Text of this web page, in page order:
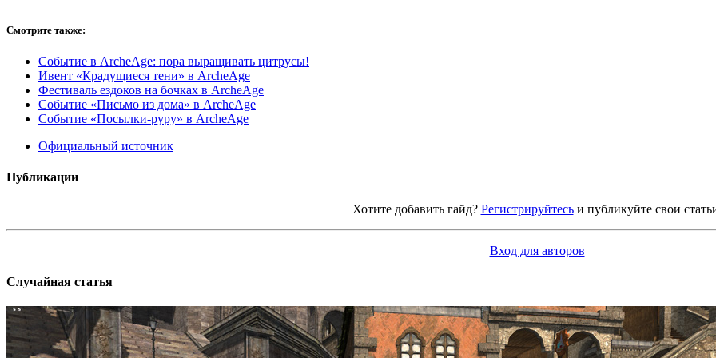
Смотрите также:
Событие в ArcheAge: пора выращивать цитрусы!
Ивент «Крадущиеся тени» в ArcheAge
Фестиваль ездоков на бочках в ArcheAge
Событие «Письмо из дома» в ArcheAge
Событие «Посылки-руру» в ArcheAge
Официальный источник
Публикации
Хотите добавить гайд? Регистрируйтесьи публикуйте свои
Вход для авторов
Случайная статья